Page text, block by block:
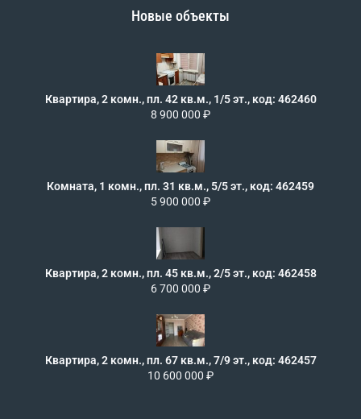
Новые объекты
Квартира, 2 комн., пл. 42 кв.м., 1/5 эт., код: 462460
8 900 000 ₽
Комната, 1 комн., пл. 31 кв.м., 5/5 эт., код: 462459
5 900 000 ₽
Квартира, 2 комн., пл. 45 кв.м., 2/5 эт., код: 462458
6 700 000 ₽
Квартира, 2 комн., пл. 67 кв.м., 7/9 эт., код: 462457
10 600 000 ₽